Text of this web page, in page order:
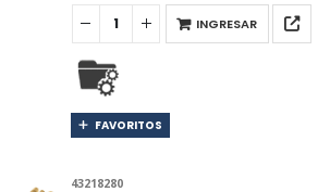
INGRESAR
FAVORITOS
43218280